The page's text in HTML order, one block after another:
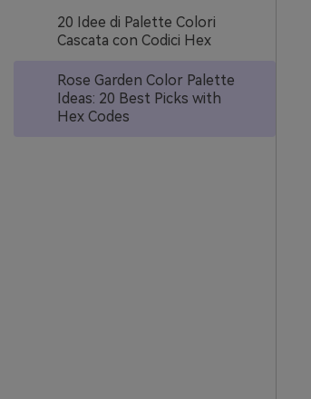
20 Idee di Palette Colori
Cascata con Codici Hex
Rose Garden Color Palette
Ideas: 20 Best Picks with
Hex Codes